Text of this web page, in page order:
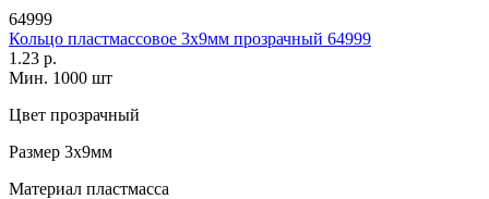
64999
Кольцо пластмассовое 3х9мм прозрачный 64999
1.23 р.
Мин. 1000 шт
Цвет прозрачный
Размер 3х9мм
Материал пластмасса